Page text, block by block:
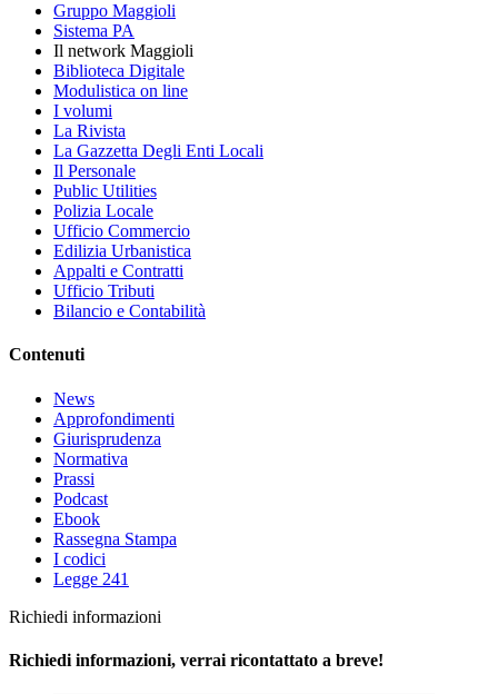
Gruppo Maggioli
Sistema PA
Il network Maggioli
Biblioteca Digitale
Modulistica on line
I volumi
La Rivista
La Gazzetta Degli Enti Locali
Il Personale
Public Utilities
Polizia Locale
Ufficio Commercio
Edilizia Urbanistica
Appalti e Contratti
Ufficio Tributi
Bilancio e Contabilità
Contenuti
News
Approfondimenti
Giurisprudenza
Normativa
Prassi
Podcast
Ebook
Rassegna Stampa
I codici
Legge 241
Richiedi informazioni
Richiedi informazioni, verrai ricontattato a breve!